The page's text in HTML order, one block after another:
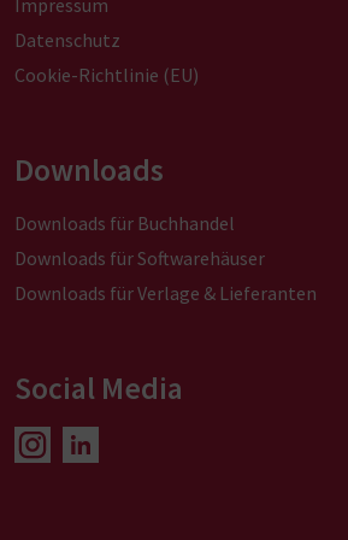
t
i
v
Datenschutz
Cookie-Richtlinie (EU)
Downloads
Downloads für Buchhandel
Downloads für Softwarehäuser
Downloads für Verlage & Lieferanten
Social Media